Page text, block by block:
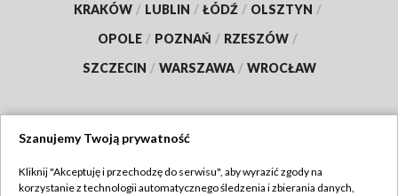
KRAKÓW / LUBLIN / ŁÓDŹ / OLSZTYN /
OPOLE / POZNAŃ / RZESZÓW /
SZCZECIN / WARSZAWA / WROCŁAW
TVP
Szanujemy Twoją prywatność
Kliknij "Akceptuję i przechodzę do serwisu", aby wyrazić zgody na
korzystanie z technologii automatycznego śledzenia i zbierania danych,